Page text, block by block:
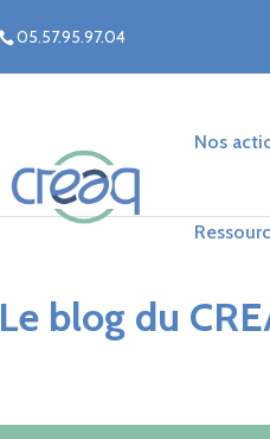
05.57.95.97.04
Nos
Le blog du